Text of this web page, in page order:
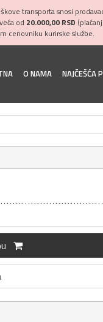
transporta snosi
od 20.000,00 RSD
cenovniku kurirske službe.
O NAMA NAJČEŠĆA